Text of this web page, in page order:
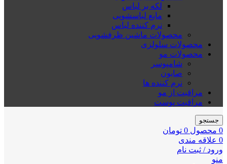
لکه بر لباس
مایع لباسشویی
نرم کننده لباس
محصولات ماشین ظرفشویی
محصولات سلولزی
محصولات مو
شامپوسر
صابون
نرم کننده ها
مراقبت از مو
مراقبت پوست
جستجو
0 محصول 0 تومان
0 علاقه مندی
ورود / ثبت نام
منو